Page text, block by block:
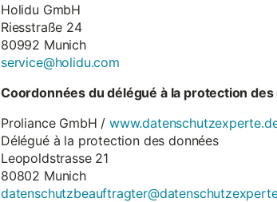
Holidu GmbH
Riesstraße 24
80992 Munich
service@holidu.com
Coordonnées du délégué à la protection
Proliance GmbH /
Délégué à la protection des données
Leopoldstrasse 21
80802 Munich